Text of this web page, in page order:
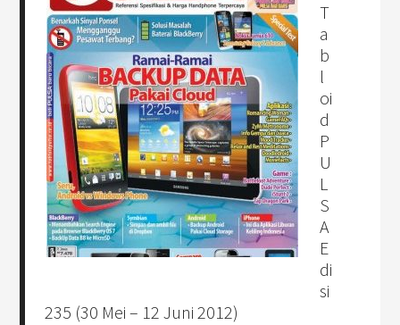
T
a
b
l
oi
d
P
U
L
S
A
E
di
si
235 (30 Mei – 12 Juni 2012)